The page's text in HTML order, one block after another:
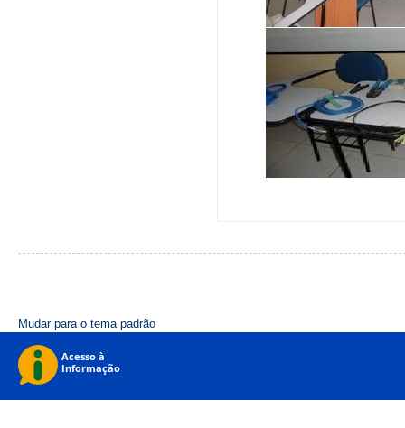
Mudar para o tema padrão